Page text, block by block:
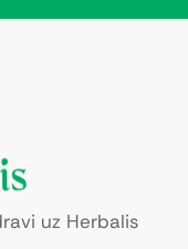
uz Herbalis